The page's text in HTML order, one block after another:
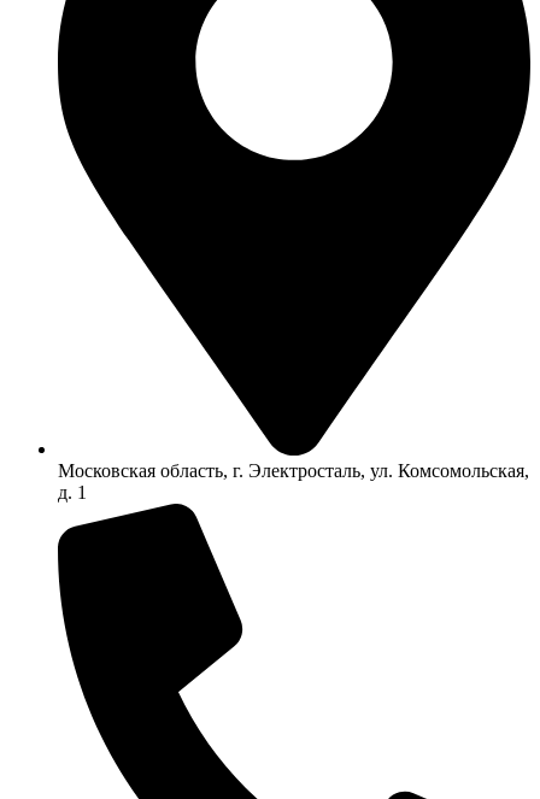
Московская область, г. Электросталь, ул. Комсомольская,
д. 1